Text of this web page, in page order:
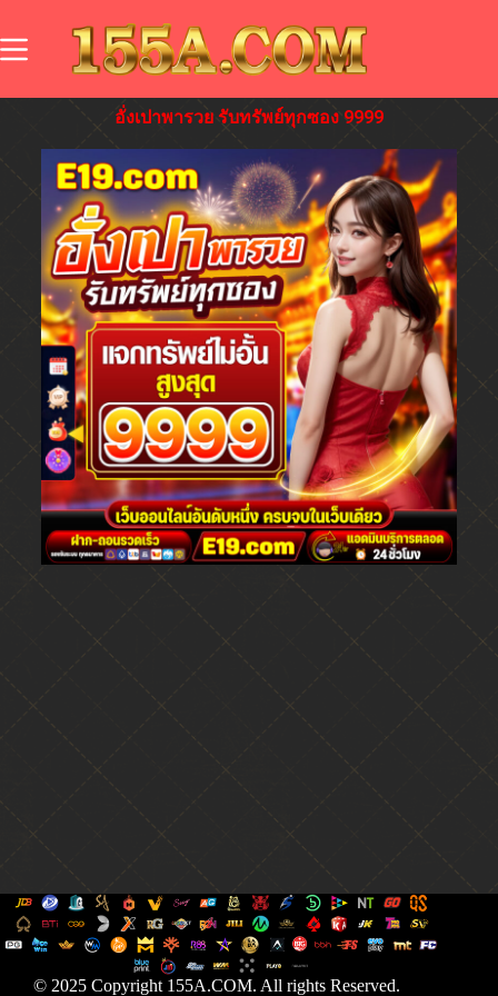
อั่งเปาพารวย รับทรัพย์ทุกซอง 9999
© 2025 Copyright 155A.COM. All rights Reserved.